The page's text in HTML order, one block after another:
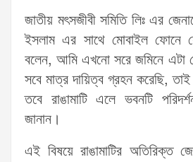
জাতীয় মৎসজীবী সমিতি লিঃ এর
ইসলাম এর সাথে মোবাইল ফোনে
বলেন, আমি এখনো সরে জমিনে এটা
সবে মাত্র দায়িত্ব গ্রহন করেছি,
তবে রাঙামাটি এলে ভবনটি
জানান।
এই বিষয়ে রাঙামাটির অতিরিক্ত